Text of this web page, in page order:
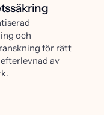
och
för rätt
av